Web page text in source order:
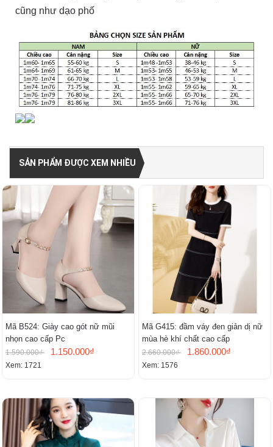
cũng như dạo phố
SẢN PHẨM ĐƯỢC XEM NHIỀU
Mã B524: Giày cao gót nữ mũi
nhọn cao cấp Pc
1.590.000₫ 1.150.000₫
Xem: 1721
Mã G415: đầm váy đen giản dị nữ
mùa hè khí chất cao cấp
2.660.000₫ 1.860.000₫
Xem: 1576